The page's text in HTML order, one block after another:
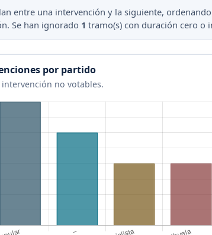
entre una intervención y la siguiente,
Se han ignorado 1 tramo(s) con duración cero o
por partido
no votables.